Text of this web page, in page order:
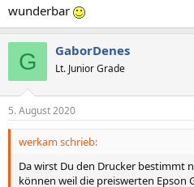
wunderbar
G GaborDenes
Lt. Junior Grade
5. August 2020
werkam schrieb:
Da wirst Du den Drucker bestimmt
können weil die preiswerten Epson